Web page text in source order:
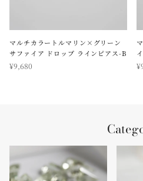
マルチカラートルマリン×グリーン
サファイア ドロップ ラインピアス-B
¥9,680